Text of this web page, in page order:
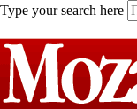
Type your search here